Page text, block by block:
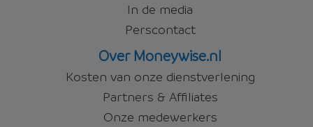
In de media
Perscontact
Over Moneywise.nl
Kosten van onze dienstverlening
Partners & Affiliates
Onze medewerkers